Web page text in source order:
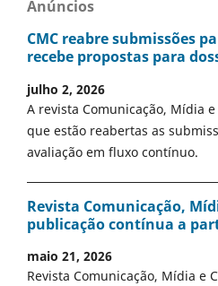
Anúncios
CMC reabre submissões
recebe propostas para
julho 2, 2026
A revista Comunicação, Mídia
que estão reabertas as
avaliação em fluxo contínuo.
Revista Comunicação,
publicação contínua a
maio 21, 2026
Revista Comunicação, Mídia e